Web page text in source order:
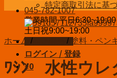
045-782-1007
営業時間 平日6:30~19:00
土日祝9:00~19:00
お問い合わせ
ログイン / 登録
¥0
特定商取引法に基
ホーム / / 塗料・ペン
ﾜｼﾝ 水性ウ